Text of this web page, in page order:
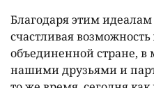
Благодаря этим
счастливая
объединенной стране,
нашими друзьями и